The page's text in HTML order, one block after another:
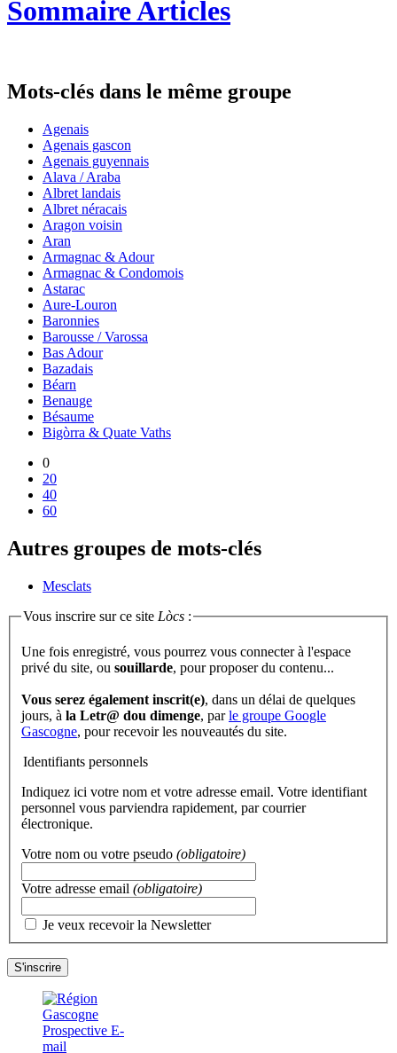
Sommaire Articles
Mots-clés dans le même groupe
Agenais
Agenais gascon
Agenais guyennais
Alava / Araba
Albret landais
Albret néracais
Aragon voisin
Aran
Armagnac & Adour
Armagnac & Condomois
Astarac
Aure-Louron
Baronnies
Barousse / Varossa
Bas Adour
Bazadais
Béarn
Benauge
Bésaume
Bigòrra & Quate Vaths
0
20
40
60
Autres groupes de mots-clés
Mesclats
Vous inscrire sur ce site Lòcs :
Une fois enregistré, vous pourrez vous connecter à l'espace
privé du site, ou souillarde , pour proposer du contenu...
Vous serez également inscrit(e), dans un délai de quelques
jours, à la Letr@ dou dimenge, parle groupe Google
Gascogne, pour recevoir les nouveautés du site.
Identifiants personnels
Indiquez ici votre nom et votre adresse email. Votre identifiant
personnel vous parviendra rapidement, par courrier
électronique.
Votre nom ou votre pseudo (obligatoire)
Votre adresse email (obligatoire)
Je veux recevoir la Newsletter